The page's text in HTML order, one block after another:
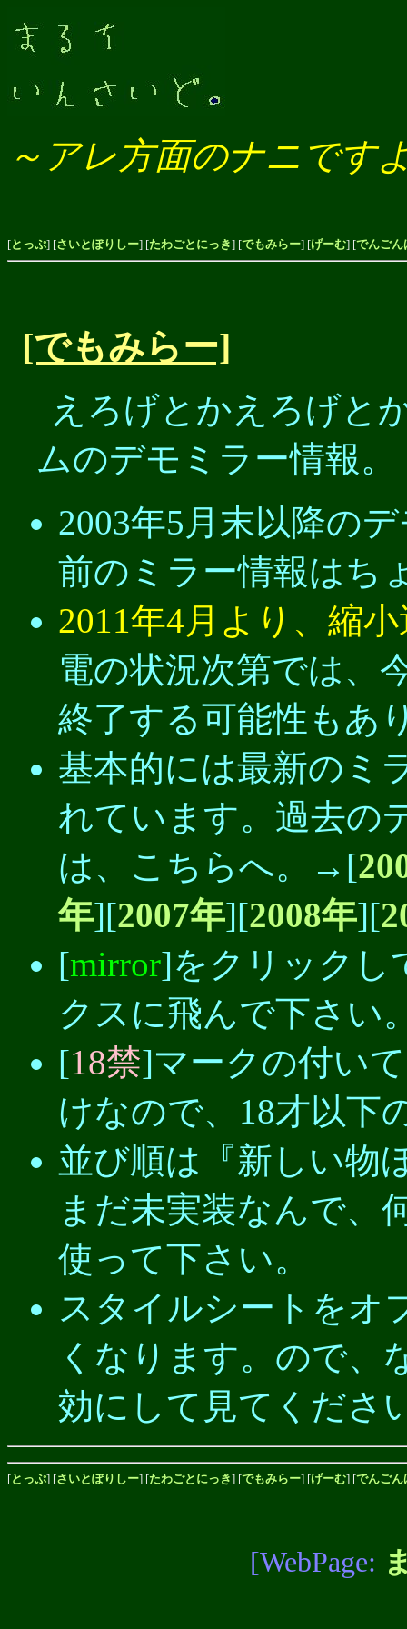
～アレ方面のナニです
[とっぷ] [さいとぽりしー] [たわごとにっき] [でもみらー] [げーむ] [でんごん
[でもみらー]
えろげとかえろげと
ムのデモミラー情報。
2003年5月末以降の
前のミラー情報はち
2011年4月より、縮
電の状況次第では、
終了する可能性もあ
基本的には最新のミ
れています。過去の
は、こちらへ。→[
年][2007年][2008年][
[mirror]をクリックし
クスに飛んで下さい
[18禁]マークの付い
けなので、18才以下
並び順は『新しい物
まだ未実装なんで、
使って下さい。
スタイルシートをオ
くなります。ので、
効にして見てくださ
[とっぷ] [さいとぽりしー] [たわごとにっき] [でもみらー] [げーむ] [でんごん
[WebPage: